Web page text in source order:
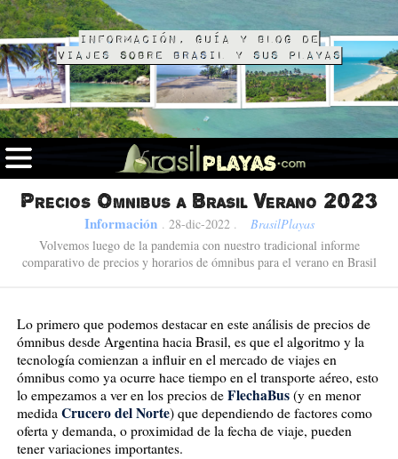
Información, guía y blog de
viajes sobre Brasil y sus playas
Precios Omnibus a Brasil Verano 2023
Información . 28-dic-2022.
BrasilPlayas
Volvemos luego de la pandemia con nuestro tradicional informe
comparativo de precios y horarios de ómnibus para el verano en Brasil
Lo primero que podemos destacar en este análisis de precios de
ómnibus desde Argentina hacia Brasil, es que el algoritmo y la
tecnología comienzan a influir en el mercado de viajes en
ómnibus como ya ocurre hace tiempo en el transporte aéreo, esto
lo empezamos a ver en los precios de FlechaBus(y en menor
medida Crucero del Norte) que dependiendo de factores como
oferta y demanda, o proximidad de la fecha de viaje, pueden
tener variaciones importantes.